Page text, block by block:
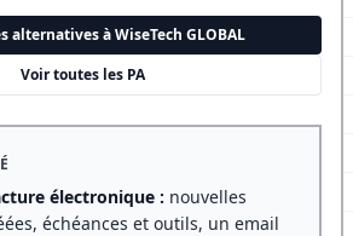
alternatives à WiseTech GLOBAL
Voir toutes les PA
électronique : nouvelles
échéances et outils, un email